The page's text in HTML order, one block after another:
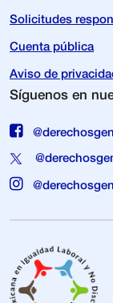
Solicitudes
Cuenta pública
Aviso de
Síguenos en